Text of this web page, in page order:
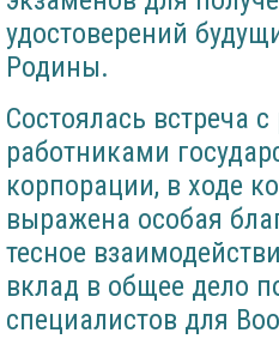
удостоверений
Родины.
Состоялась встреча
работниками
корпорации, в ходе
выражена особая
тесное
вклад в общее дело
специалистов для